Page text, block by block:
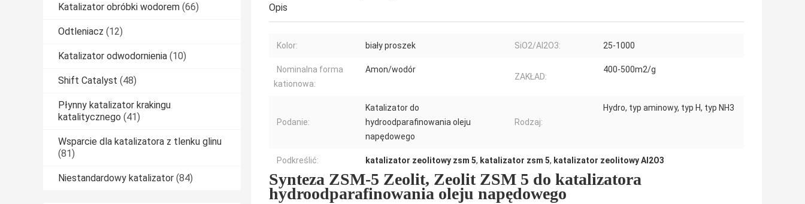
Katalizator obróbki wodorem (66)
Odtleniacz (12)
Katalizator odwodornienia (10)
Shift Catalyst (48)
Płynny katalizator krakingu
katalitycznego (41)
Wsparcie dla katalizatora z tlenku glinu
(81)
Niestandardowy katalizator (84)
Opis
Kolor: biały proszek SiO2/Al2O3: 25-1000
Nominalna forma
kationowa:
Amon/wodór
ZAKŁAD:
400-500m2/g
Podanie:
Katalizator do
hydroodparafinowania oleju
napędowego
Rodzaj:
Hydro, typ aminowy, typ H, typ NH3
Podkreślić: katalizator zeolitowy zsm 5, katalizator zsm 5, katalizator zeolitowy Al2O3
Synteza ZSM-5 Zeolit, Zeolit ​​ZSM 5 do katalizatora
hydroodparafinowania oleju napędowego